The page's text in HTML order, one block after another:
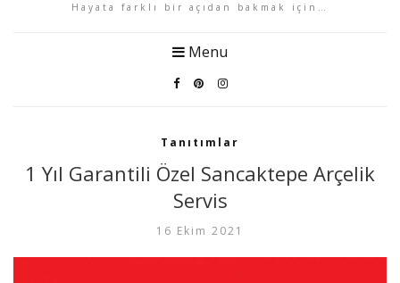
Hayata farklı bir açıdan bakmak için…
Menu
Tanıtımlar
1 Yıl Garantili Özel Sancaktepe Arçelik
Servis
16 Ekim 2021